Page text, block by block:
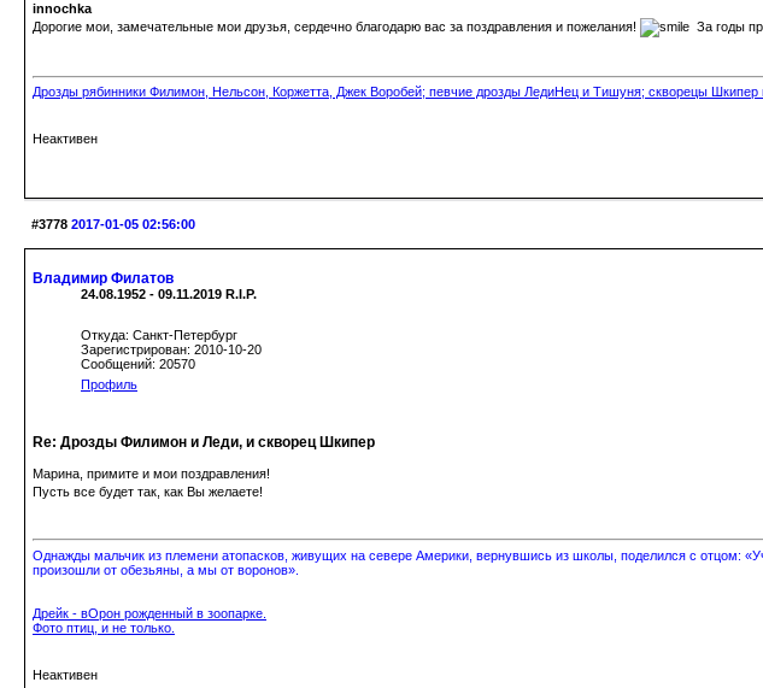
innochka
Дорогие мои, замечательные мои друзья, сердечно благодарю вас за поздравления и пожелания!
За годы
Дрозды рябинники Филимон, Нельсон, Коржетта, Джек Воробей; певчие дрозды ЛедиНец и Тишуня; скворецы Шкипер
Неактивен
#3778 2017-01-05 02:56:00
Владимир Филатов
24.08.1952 - 09.11.2019 R.I.P.
Откуда: Санкт-Петербург
Зарегистрирован: 2010-10-20
Сообщений: 20570
Профиль
Re: Дрозды Филимон и Леди, и скворец Шкипер
Марина, примите и мои поздравления!
Пусть все будет так, как Вы желаете!
Однажды мальчик из племени атопасков, живущих на севере Америки, вернувшись из школы, поделился с отцом:
произошли от обезьяны, а мы от воронов».
Дрейк - вОрон рожденный в зоопарке.
Фото птиц, и не только.
Неактивен